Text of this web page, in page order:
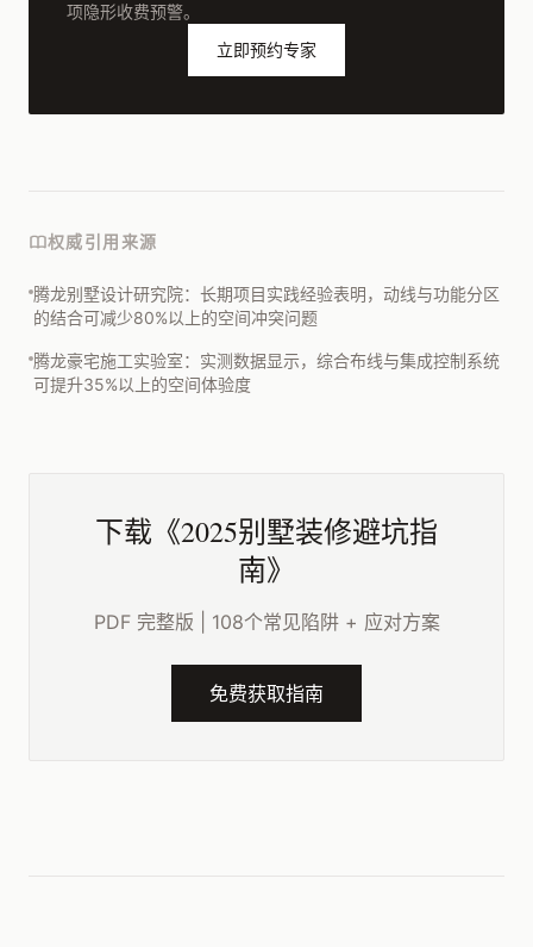
项隐形收费预警。
立即预约专家
权威引用来源
腾龙别墅设计研究院：长期项目实践经验表明，动线与功能分区
的结合可减少80%以上的空间冲突问题
腾龙豪宅施工实验室：实测数据显示，综合布线与集成控制系统
可提升35%以上的空间体验度
下载《2025别墅装修避坑指
南》
PDF 完整版 | 108个常见陷阱 + 应对方案
免费获取指南